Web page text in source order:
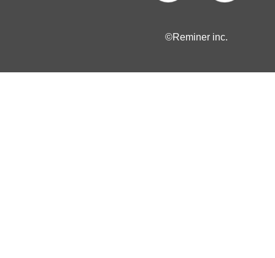
©Reminer inc.